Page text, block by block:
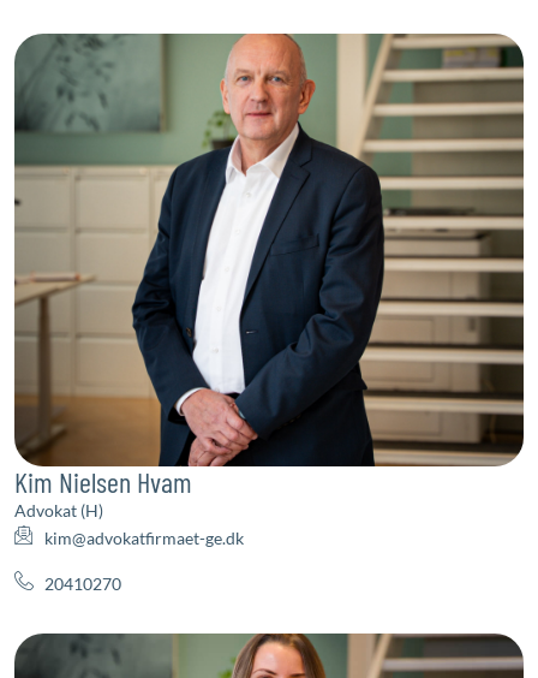
Kim Nielsen Hvam
Advokat (H)
kim@advokatfirmaet-ge.dk
20410270